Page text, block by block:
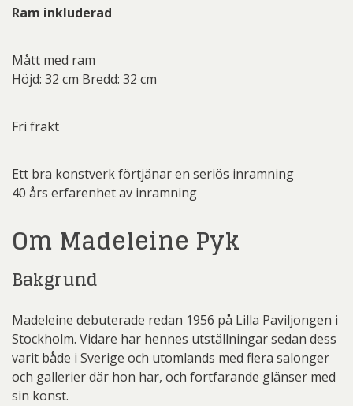
Ram inkluderad
Mått med ram
Höjd: 32 cm Bredd: 32 cm
Fri frakt
Ett bra konstverk förtjänar en seriös inramning
40 års erfarenhet av inramning
Om Madeleine Pyk
Bakgrund
Madeleine debuterade redan 1956 på Lilla Paviljongen i
Stockholm. Vidare har hennes utställningar sedan dess
varit både i Sverige och utomlands med flera salonger
och gallerier där hon har, och fortfarande glänser med
sin konst.